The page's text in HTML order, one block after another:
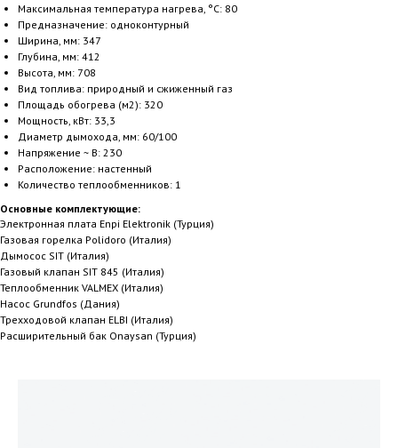
Максимальная температура нагрева, °С: 80
Предназначение: одноконтурный
Ширина, мм: 347
Глубина, мм: 412
Высота, мм: 708
Вид топлива: природный и сжиженный газ
Площадь обогрева (м2): 320
Мощность, кВт: 33,3
Диаметр дымохода, мм: 60/100
Напряжение ~ В: 230
Расположение: настенный
Количество теплообменников: 1
Основные комплектующие:
Электронная плата Enpi Elektronik (Турция)
Газовая горелка Polidoro (Италия)
Дымосос SIT (Италия)
Газовый клапан SIT 845 (Италия)
Теплообменник VALMEX (Италия)
Насос Grundfos (Дания)
Трехходовой клапан ELBI (Италия)
Расширительный бак Onaysan (Турция)